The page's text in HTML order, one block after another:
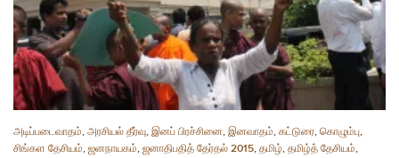
அடிப்படைவாதம், அரசியல் தீர்வு, இனப் பிரச்சினை, இனவாதம், கட்டுரை, கொழும்பு,
சிங்கள தேசியம், ஜனநாயகம், ஜனாதிபதித் தேர்தல் 2015, தமிழ், தமிழ்த் தேசியம்,